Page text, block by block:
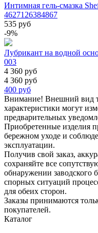
Интимная гель-смазка
4627126384867
535 руб
-9%
Лубрикант на водной
003
4 360 руб
4 360 руб
400 руб
Внимание! Внешний вид
характеристики могут
предварительных
Приобретенные изделия
бережном уходе и
эксплуатации.
Получив свой заказ,
сохраняйте все
обнаружении заводского
спорных ситуаций
для обеих сторон.
Заказы принимаются
покупателей.
Каталог